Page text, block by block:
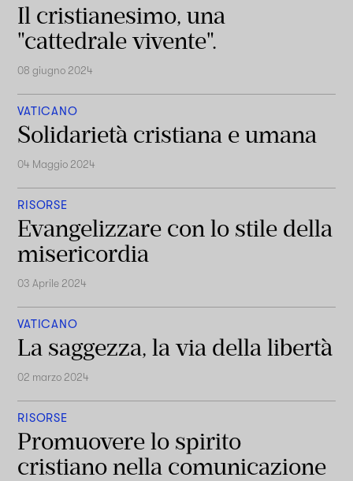
Il cristianesimo, una
"cattedrale vivente".
08 giugno 2024
VATICANO
Solidarietà cristiana e umana
04 Maggio 2024
RISORSE
Evangelizzare con lo stile della
misericordia
03 Aprile 2024
VATICANO
La saggezza, la via della libertà
02 marzo 2024
RISORSE
Promuovere lo spirito
cristiano nella comunicazione